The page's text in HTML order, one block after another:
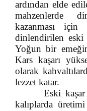
ardından elde
mahzenlerde
kazanması
dinlendirilen eski
Yoğun bir
Kars kaşarı
olarak
lezzet katar.
Eski
kalıplarda